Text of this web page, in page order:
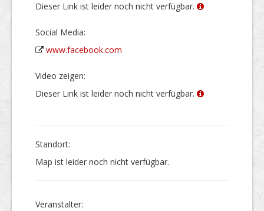
Dieser Link ist leider noch nicht verfügbar.
Social Media:
www.facebook.com
Video zeigen:
Dieser Link ist leider noch nicht verfügbar.
Stand­ort:
Map ist leider noch nicht verfügbar.
Veranstalter: